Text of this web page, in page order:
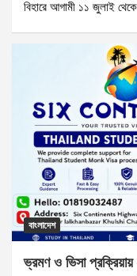
বিহারে আগামী ১১ জুলাই
বাংলাদেশ
ভ্রমণ ও ভিসা প্রক্রিয়ায়